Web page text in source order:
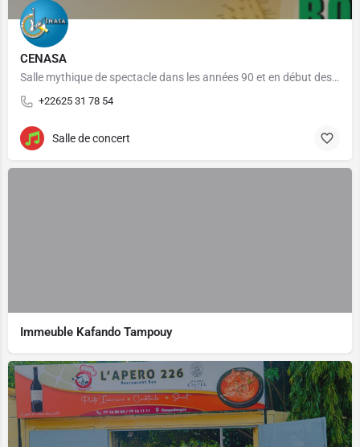
CENASA
Salle mythique de spectacle dans les années 90 et en début des années 2000 au Burkina Faso. Le CENASA a…
+22625 31 78 54
Salle de concert
Immeuble Kafando Tampouy